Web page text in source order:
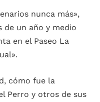
nunca más»,
de un año y medio
en el Paseo La
cómo fue la
Perro y otros de sus